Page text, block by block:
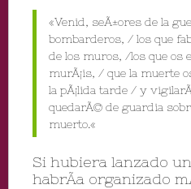
«Venid, seÃ±ores de la
bombarderos, / los que
de los muros, /los que os
murÃ¡is, / que la muerte
la pÃ¡lida tarde / y
quedarÃ© de guardia
muerto.«
Si hubiera lanzado
habrÃ­a organizado